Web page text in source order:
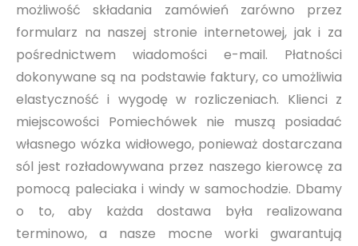
możliwość składania zamówień zarówno przez
formularz na naszej stronie internetowej, jak i za
pośrednictwem wiadomości e-mail. Płatności
dokonywane są na podstawie faktury, co umożliwia
elastyczność i wygodę w rozliczeniach. Klienci z
miejscowości Pomiechówek nie muszą posiadać
własnego wózka widłowego, ponieważ dostarczana
sól jest rozładowywana przez naszego kierowcę za
pomocą paleciaka i windy w samochodzie. Dbamy
o to, aby każda dostawa była realizowana
terminowo, a nasze mocne worki gwarantują